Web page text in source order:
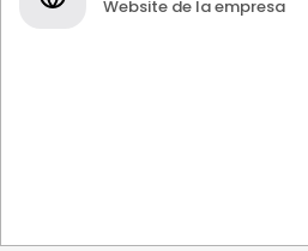
Website de la empresa